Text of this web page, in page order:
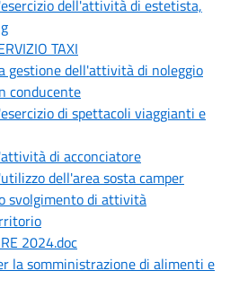
dell'attività di estetista,
TAXI
gestione dell'attività di noleggio
conducente
di spettacoli viaggianti e
di acconciatore
dell'area sosta camper
svolgimento di attività
2024.doc
la somministrazione di alimenti e